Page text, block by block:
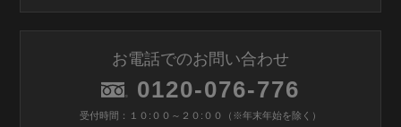
お電話でのお問い合わせ
0120-076-776
受付時間：１０:００～２０:００（※年末年始を除く）